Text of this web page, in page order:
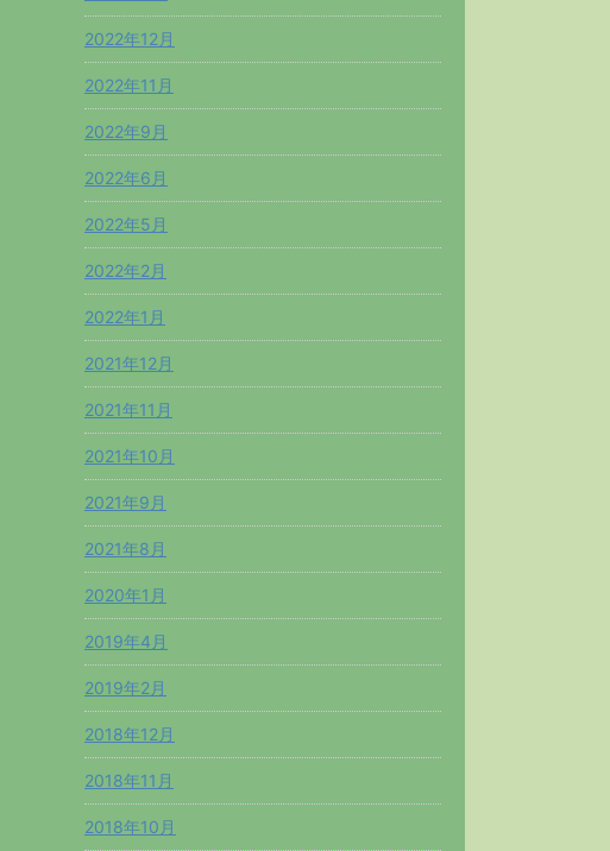
2022年12月
2022年11月
2022年9月
2022年6月
2022年5月
2022年2月
2022年1月
2021年12月
2021年11月
2021年10月
2021年9月
2021年8月
2020年1月
2019年4月
2019年2月
2018年12月
2018年11月
2018年10月